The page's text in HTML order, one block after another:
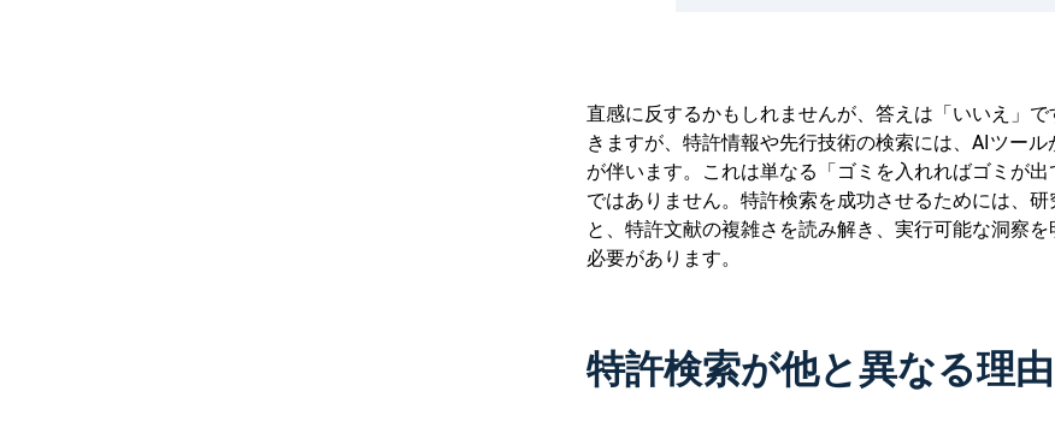
直感に反するかもしれませんが、答えは「いいえ」
きますが、特許情報や先行技術の検索には、AIツー
が伴います。これは単なる「ゴミを入れればゴミが
ではありません。特許検索を成功させるためには、研
と、特許文献の複雑さを読み解き、実行可能な洞察
必要があります。
特許検索が他と異なる理由